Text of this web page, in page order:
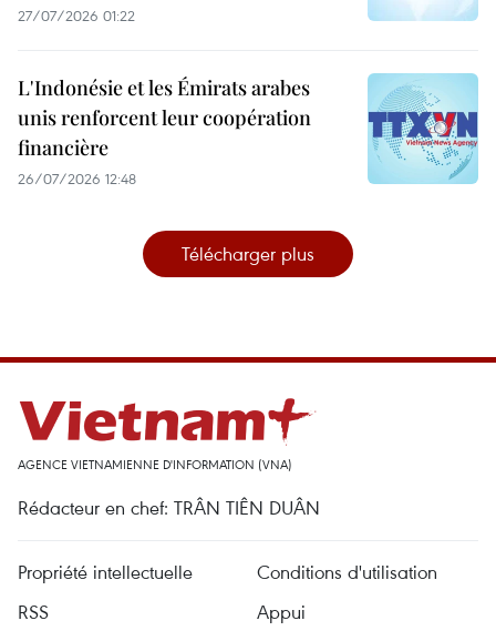
27/07/2026 01:22
L'Indonésie et les Émirats arabes
unis renforcent leur coopération
financière
26/07/2026 12:48
Télécharger plus
AGENCE VIETNAMIENNE D'INFORMATION (VNA)
Rédacteur en chef: TRÂN TIÊN DUÂN
Propriété intellectuelle
Conditions d'utilisation
RSS
Appui